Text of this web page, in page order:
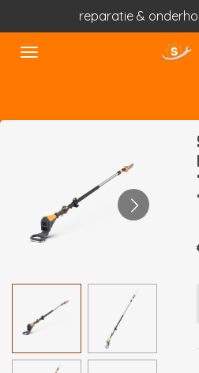
direct
naar
reparatie &